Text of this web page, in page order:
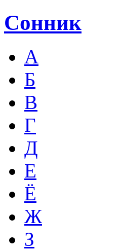
Сонник
А
Б
В
Г
Д
Е
Ё
Ж
З